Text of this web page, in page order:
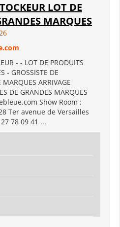
LOT DE
MARQUES
- - LOT DE PRODUITS
- GROSSISTE DE
ARRIVAGE
DE GRANDES MARQUES
Show Room :
28 Ter avenue de Versailles
78 09 41 ...